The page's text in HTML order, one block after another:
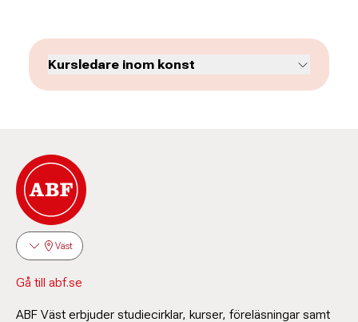
asa.greaker@abf.se
Aladdin Mofakheri
Kursledare textilt hantverk
Amel Karlsson
Kursledare keramik
Kursledare inom konst
Väst
Gå till abf.se
ABF Väst erbjuder studiecirklar, kurser, föreläsningar samt